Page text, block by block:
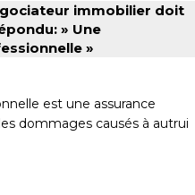
immobilier doit
» Une
»
est une assurance
dommages causés à autrui